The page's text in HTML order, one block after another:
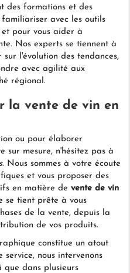
des formations et des
familiariser avec les outils
et pour vous aider à
Nos experts se tiennent à
l'évolution des tendances,
avec agilité aux
régional.
la vente de vin en
ou pour élaborer
sur mesure, n'hésitez pas à
. Nous sommes à votre écoute
et vous proposer des
en matière de vente de vin
se tient prête à vous
de la vente, depuis la
de vos produits.
constitue un atout
nous intervenons
dans plusieurs